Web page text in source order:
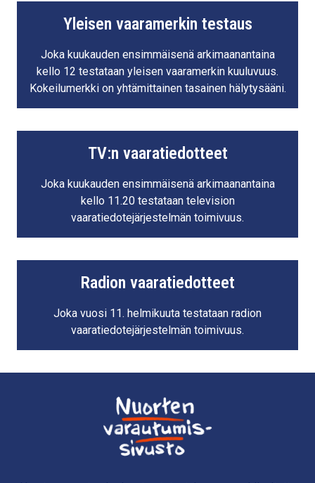
Yleisen vaaramerkin testaus
Joka kuukauden ensimmäisenä arkimaanantaina
kello 12 testataan yleisen vaaramerkin kuuluvuus.
Kokeilumerkki on yhtämittainen tasainen hälytysääni.
TV:n vaaratiedotteet
Joka kuukauden ensimmäisenä arkimaanantaina
kello 11.20 testataan television
vaaratiedotejärjestelmän toimivuus.
Radion vaaratiedotteet
Joka vuosi 11. helmikuuta testataan radion
vaaratiedotejärjestelmän toimivuus.